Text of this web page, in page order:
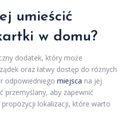
umieścić
w domu?
dodatek, który może
oraz łatwy dostęp do różnych
odpowiedniego miejsca na jej
przemyślany, aby zapewnić
lokalizacji, które warto